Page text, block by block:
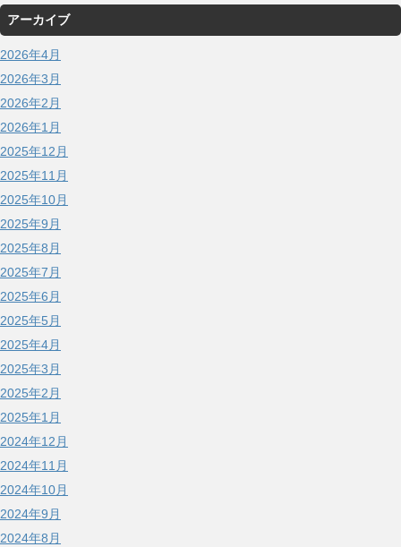
アーカイブ
2026年4月
2026年3月
2026年2月
2026年1月
2025年12月
2025年11月
2025年10月
2025年9月
2025年8月
2025年7月
2025年6月
2025年5月
2025年4月
2025年3月
2025年2月
2025年1月
2024年12月
2024年11月
2024年10月
2024年9月
2024年8月